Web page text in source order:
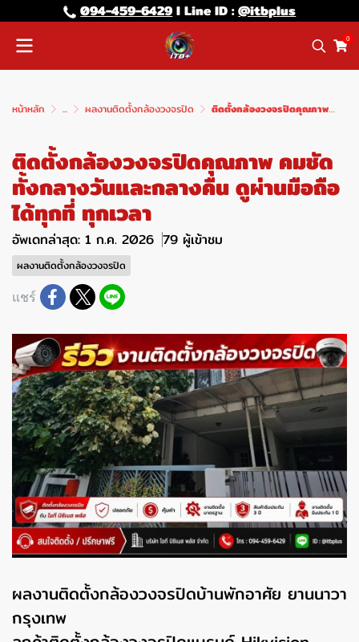
094-459-6429l Line lD :@itbplus
0
หน้าหลัก ... ผลงานติดตั้งกล้องวงจรปิด ติดตั้งกล้องวงจรปิดคุณภาพ คมชัดทั้งกลางวันและกลางคืน ดูผ่านมือถือได้ทุกที่ ทุกเวลา
ติดตั้งกล้องวงจรปิดคุณภาพ คมชัด
ทั้งกลางวันและกลางคืน ดูผ่านมือถือ
ได้ทุกที่ ทุกเวลา
อัพเดทล่าสุด: 1 ก.ค. 2026 79 ผู้เข้าชม
ผลงานติดตั้งกล้องวงจรปิด
แชร์
ผลงานติดตั้งกล้องวงจรปิดบ้านพักอาศัย ยานนาวา
กรุงเทพ